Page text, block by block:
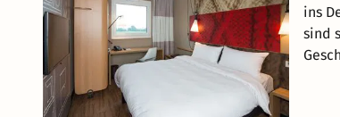
ins
sind